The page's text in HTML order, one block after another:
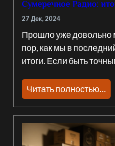
Сумеречное Радио:
27 Дек, 2024
Прошло уже довольно
пор, как мы в
итоги. Если быть
Читать полностью…